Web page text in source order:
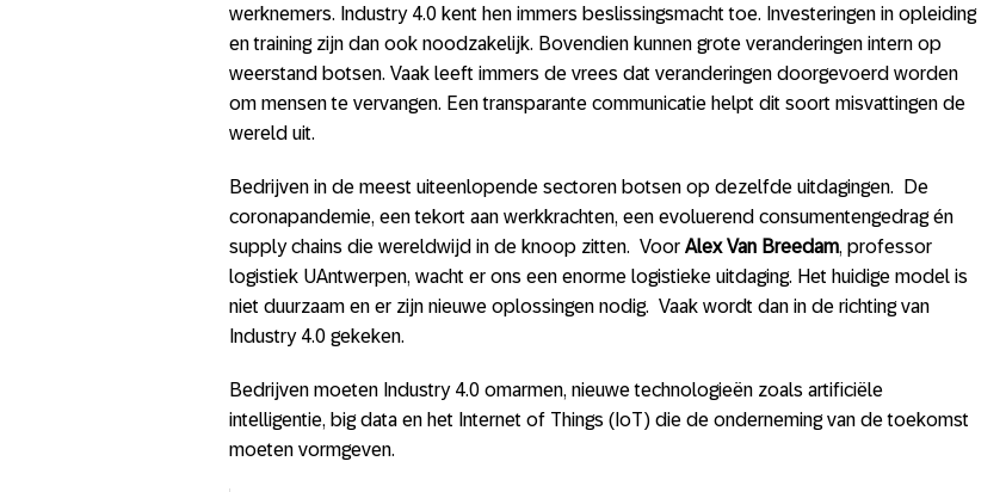
werknemers. Industry 4.0 kent hen immers beslissingsmacht toe. Investeringen in opleiding
en training zijn dan ook noodzakelijk. Bovendien kunnen grote veranderingen intern op
weerstand botsen. Vaak leeft immers de vrees dat veranderingen doorgevoerd worden
om mensen te vervangen. Een transparante communicatie helpt dit soort misvattingen de
wereld uit.
Bedrijven in de meest uiteenlopende sectoren botsen op dezelfde uitdagingen. De
coronapandemie, een tekort aan werkkrachten, een evoluerend consumentengedrag én
supply chains die wereldwijd in de knoop zitten. Voor Alex Van Breedam, professor
logistiek UAntwerpen, wacht er ons een enorme logistieke uitdaging. Het huidige model is
niet duurzaam en er zijn nieuwe oplossingen nodig. Vaak wordt dan in de richting van
Industry 4.0 gekeken.
Bedrijven moeten Industry 4.0 omarmen, nieuwe technologieën zoals artificiële
intelligentie, big data en het Internet of Things (IoT) die de onderneming van de toekomst
moeten vormgeven.